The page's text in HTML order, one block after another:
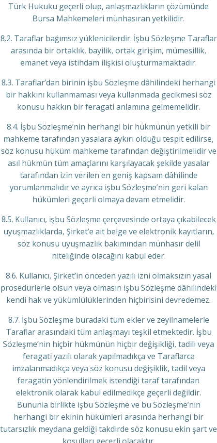
Türk Hukuku geçerli olup, anlaşmazlıkların çözümünde
Bursa Mahkemeleri münhasıran yetkilidir.
8.2. Taraflar bağımsız yüklenicilerdir. İşbu Sözleşme Taraflar
arasında bir ortaklık, bayilik, ortak girişim, mümesillik,
emanet veya istihdam ilişkisi oluşturmamaktadır.
8.3. Taraflar’dan birinin işbu Sözleşme dâhilindeki herhangi
bir hakkını kullanmaması veya kullanmada gecikmesi söz
konusu hakkın bir feragati anlamına gelmemelidir.
8.4. İşbu Sözleşme’nin herhangi bir hükmünün yetkili bir
mahkeme tarafından yasalara aykırı olduğu tespit edilirse,
söz konusu hüküm mahkeme tarafından değiştirilmelidir ve
asıl hükmün tüm amaçlarını karşılayacak şekilde yasalar
tarafından izin verilen en geniş kapsam dâhilinde
yorumlanmalıdır ve ayrıca işbu Sözleşme’nin geri kalan
hükümleri geçerli olmaya devam etmelidir.
8.5. Kullanıcı, işbu Sözleşme çerçevesinde ortaya çıkabilecek
uyuşmazlıklarda, Şirket’e ait belge ve elektronik kayıtların,
söz konusu uyuşmazlık bakımından münhasır delil
niteliğinde olacağını kabul eder.
8.6. Kullanıcı, Şirket’in önceden yazılı izni olmaksızın yasal
prosedürlerle olsun veya olmasın işbu Sözleşme dâhilindeki
kendi hak ve yükümlülüklerinden hiçbirisini devredemez.
8.7. İşbu Sözleşme buradaki tüm ekler ve zeyilnamelerle
Taraflar arasındaki tüm anlaşmayı teşkil etmektedir. İşbu
Sözleşme’nin hiçbir hükmünün hiçbir değişikliği, tadili veya
feragati yazılı olarak yapılmadıkça ve Taraflarca
imzalanmadıkça veya söz konusu değişiklik, tadil veya
feragatin yönlendirilmek istendiği taraf tarafından
elektronik olarak kabul edilmedikçe geçerli değildir.
Bununla birlikte işbu Sözleşme ve bu Sözleşme’nin
herhangi bir ekinin hükümleri arasında herhangi bir
tutarsızlık meydana geldiği takdirde söz konusu ekin şart ve